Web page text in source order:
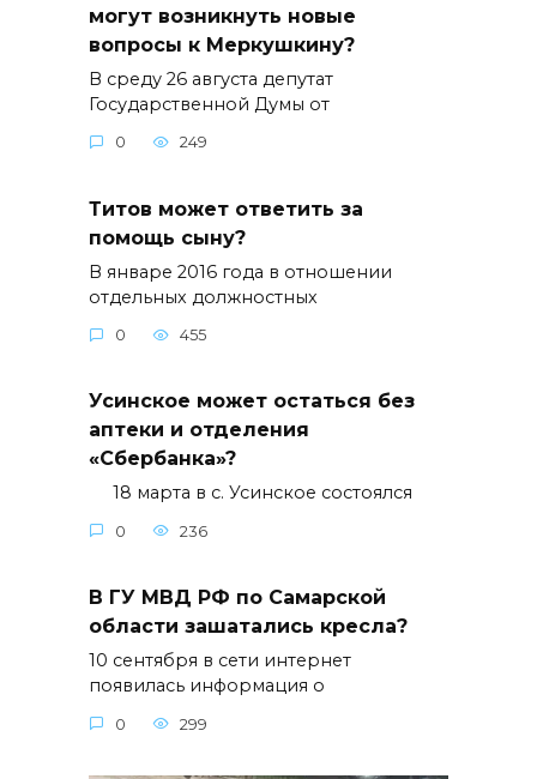
могут возникнуть новые
вопросы к Меркушкину?
В среду 26 августа депутат
Государственной Думы от
0 249
Титов может ответить за
помощь сыну?
В январе 2016 года в отношении
отдельных должностных
0 455
Усинское может остаться без
аптеки и отделения
«Сбербанка»?
18 марта в с. Усинское состоялся
0 236
В ГУ МВД РФ по Самарской
области зашатались кресла?
10 сентября в сети интернет
появилась информация о
0 299